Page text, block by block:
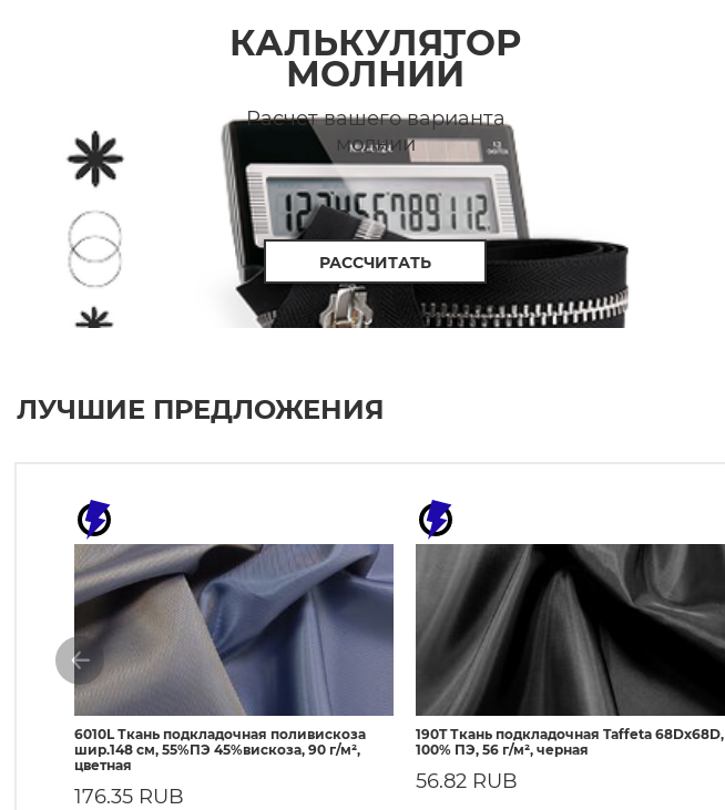
КАЛЬКУЛЯТОР
МОЛНИЙ
Расчет вашего варианта
молнии
РАССЧИТАТЬ
ЛУЧШИЕ ПРЕДЛОЖЕНИЯ
6010L Ткань подкладочная поливискоза
шир.148 см, 55%ПЭ 45%вискоза, 90 г/м²,
цветная
176.35 RUB
190T Ткань подкладочная Taffeta 68Dх68D,
100% ПЭ, 56 г/м², черная
56.82 RUB